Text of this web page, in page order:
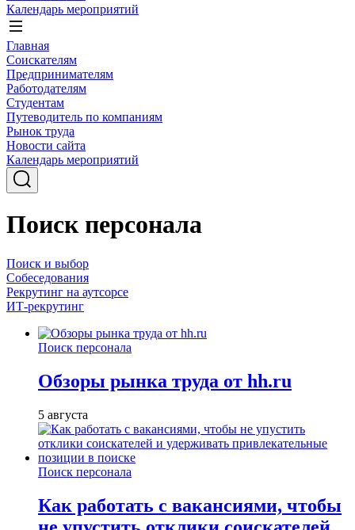
Календарь мероприятий
Главная
Соискателям
Предпринимателям
Работодателям
Студентам
Путеводитель по компаниям
Рынок труда
Новости сайта
Календарь мероприятий
Поиск персонала
Поиск и выбор
Собеседования
Рекрутинг на аутсорсе
ИТ-рекрутинг
Поиск персонала
Обзоры рынка труда от hh.ru
5 августа
Поиск персонала
Как работать с вакансиями, чтобы